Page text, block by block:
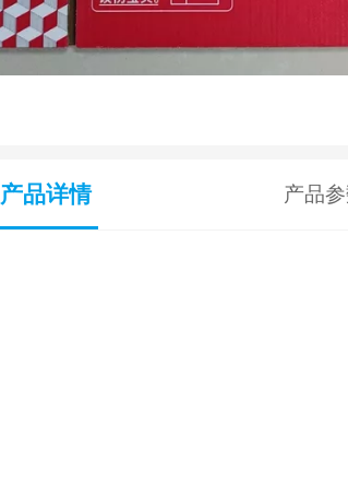
产品详情 产品